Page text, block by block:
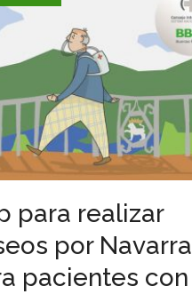
para realizar
por Navarra
pacientes con